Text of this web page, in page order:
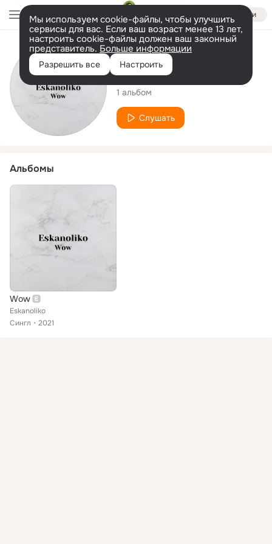
Войти
Мы используем cookie-файлы, чтобы улучшить
сервисы для вас. Если ваш возраст менее 13 лет,
настроить cookie-файлы должен ваш законный
представитель. Больше информации
Разрешить все Настроить
Исполнитель
Eskanoliko
1 альбом
Слушать
Альбомы
Wow
Eskanoliko
Сингл
2021